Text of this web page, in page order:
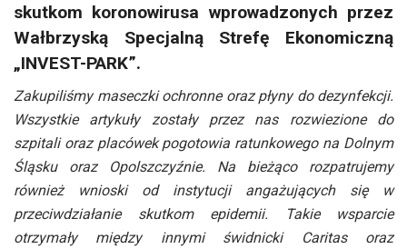
skutkom koronowirusa wprowadzonych przez
Wałbrzyską Specjalną Strefę Ekonomiczną
„INVEST-PARK”.
Zakupiliśmy maseczki ochronne oraz płyny do dezynfekcji.
Wszystkie artykuły zostały przez nas rozwiezione do
szpitali oraz placówek pogotowia ratunkowego na Dolnym
Śląsku oraz Opolszczyźnie. Na bieżąco rozpatrujemy
również wnioski od instytucji angażujących się w
przeciwdziałanie skutkom epidemii. Takie wsparcie
otrzymały między innymi świdnicki Caritas oraz